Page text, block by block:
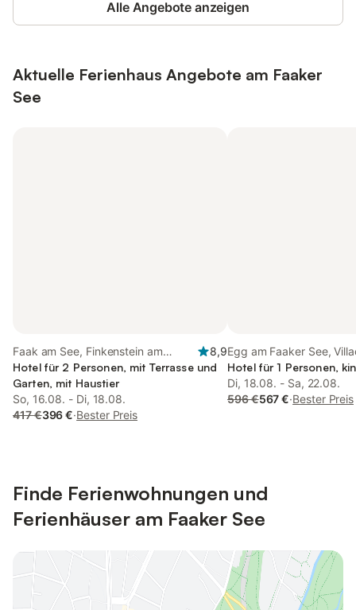
Alle Angebote anzeigen
Aktuelle Ferienhaus Angebote am Faaker
See
Faak am See, Finkenstein am
Faaker See
8,9
Hotel für 2 Personen, mit Terrasse und
Garten, mit Haustier
So, 16.08. - Di, 18.08.
417 €396 €·Bester Preis
Egg am Faaker See,
Hotel für 1 Personen,
Di, 18.08. - Sa, 22.08.
596 €567 €·Bester Preis
Finde Ferienwohnungen und
Ferienhäuser am Faaker See